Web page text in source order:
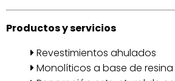
Productos y servicios
Revestimientos ahulados
Monolíticos a base de resina